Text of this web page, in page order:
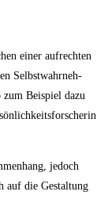
einer auf­rech­ten
Selbst­wahr­neh­
Bei­spiel dazu
jedoch
auf die Gestal­tung